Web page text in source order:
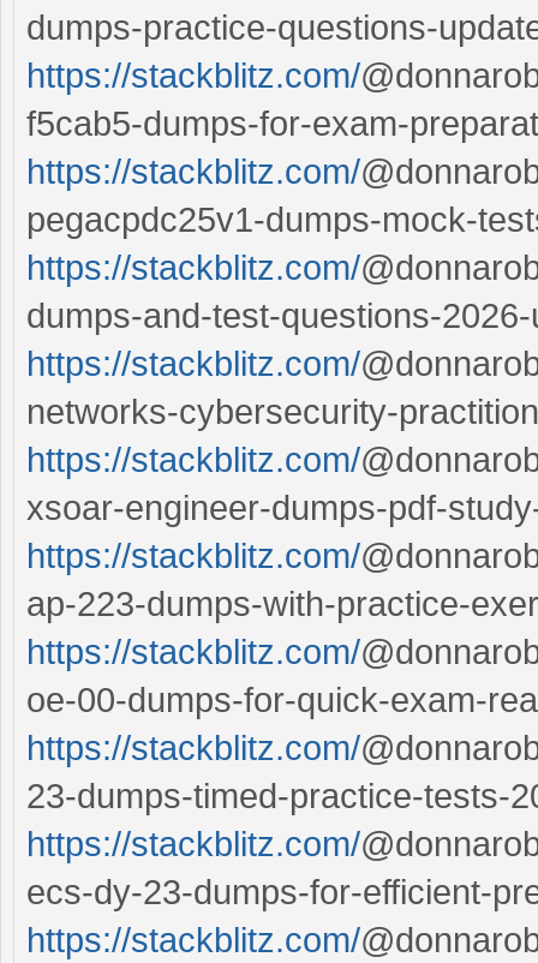
dumps-practice-questions-
https://stackblitz.com/
f5cab5-dumps-for-exam-
https://stackblitz.com/
pegacpdc25v1-dumps-mock-
https://stackblitz.com/
dumps-and-test-questions-
https://stackblitz.com/
networks-cybersecurity-
https://stackblitz.com/
xsoar-engineer-dumps-pdf-
https://stackblitz.com/
ap-223-dumps-with-practice-
https://stackblitz.com/
oe-00-dumps-for-quick-exam-
https://stackblitz.com/
23-dumps-timed-practice-tests-
https://stackblitz.com/
ecs-dy-23-dumps-for-efficient-
https://stackblitz.com/